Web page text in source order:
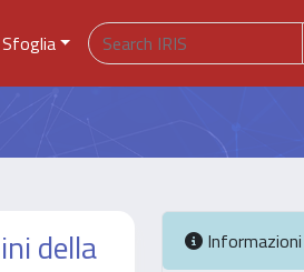
Sfoglia
della Informazioni